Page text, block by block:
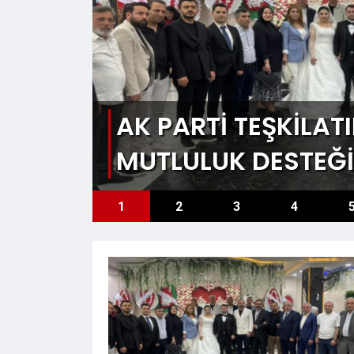
AK PARTİ
MUTLULUK DESTEĞİ
1 2 3 4